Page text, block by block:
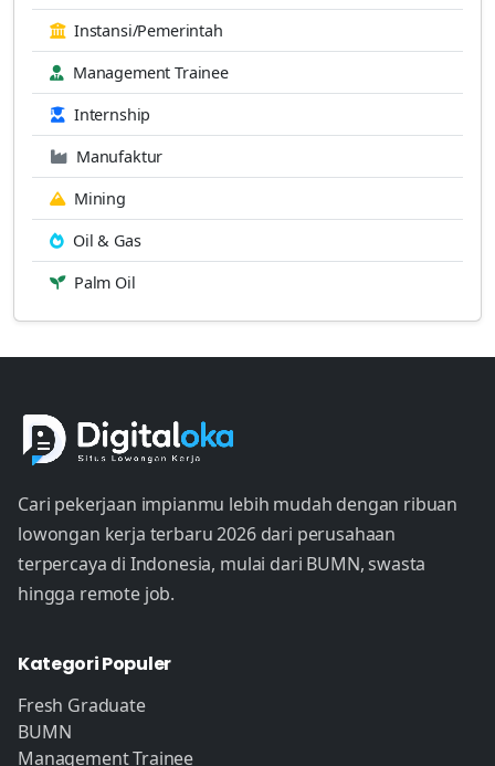
Instansi/Pemerintah
Management Trainee
Internship
Manufaktur
Mining
Oil & Gas
Palm Oil
Cari pekerjaan impianmu lebih mudah dengan ribuan
lowongan kerja terbaru 2026 dari perusahaan
terpercaya di Indonesia, mulai dari BUMN, swasta
hingga remote job.
Kategori Populer
Fresh Graduate
BUMN
Management Trainee